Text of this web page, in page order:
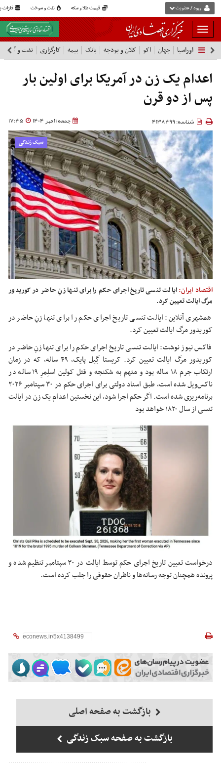
قیمت طلا و سکه نفت و سوخت فلزات ورود / عضویت
بار
و
بسته
نمودن
فهرست
اوراسیا جهان اکو کلان و بودجه بانک بیمه کارگزاری نفت و گاز
اعدام یک زن در آمریکا برای اولین بار
پس از دو قرن
جمعه 11 مهر 1404 17:45 شناسه: 4138499
سبک زندگی
اقتصاد ایران:ایالت تنسی تاریخ اجرای حکم را برای تنها زنِ حاضر در کوریدور
مرگ ایالت تعیین کرد.
همشهری آنلاین: ایالت تنسی تاریخ اجرای حکم را برای تنها زنِ حاضر در
کوریدور مرگ ایالت تعیین کرد.
فاکس نیوز نوشت: ایالت تنسی تاریخ اجرای حکم را برای تنها زنِ حاضر در
کوریدور مرگ ایالت تعیین کرد. کریستا گِیل پایک، ۴۹ ساله، که در زمان
ارتکاب جرم ۱۸ ساله بود و متهم به شکنجه و قتل کولین اسلِمرِ ۱۹ ساله در
ناکس‌ویل شده است، طبق اسناد دولتی برای اجرای حکم در ۳۰ سپتامبر ۲۰۲۶
برنامه‌ریزی شده است. اگر حکم اجرا شود، این نخستین اعدام یک زن در ایالت
تنسی از سال ۱۸۲۰ خواهد بود
درخواست تعیین تاریخ اجرای حکم توسط ایالت در ۳۰ سپتامبر تنظیم شده و
پرونده همچنان توجه رسانه‌ها و ناظران حقوقی را جلب کرده است.
بازگشت به صفحه اصلی
بازگشت به صفحه سبک زندگی